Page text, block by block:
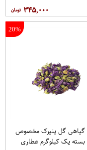
۳۴۵,۰۰۰
20%
گیاهی گل پنیرک مخصوص
یک کیلوگرم عطاری